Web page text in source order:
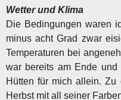
Wetter und Klima
Die Bedingungen waren
minus acht Grad zwar
Temperaturen bei
war bereits am Ende
Hütten für mich allein.
Herbst mit all seiner